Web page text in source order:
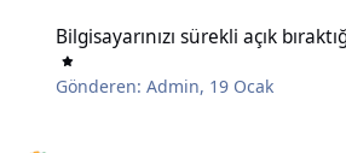
Bilgisayarınızı sürekli açık
Gönderen:Admin, 19 Ocak